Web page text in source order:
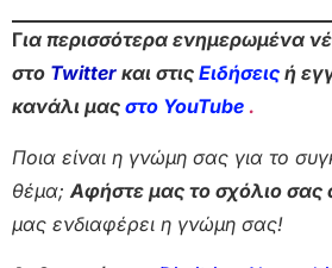
Για περισσότερα ενημερωμένα
στο Twitter και στις Ειδήσεις ή
κανάλι μας στο YouTube .
Ποια είναι η γνώμη σας για το
θέμα; Αφήστε μας το σχόλιο σας
μας ενδιαφέρει η γνώμη σας!